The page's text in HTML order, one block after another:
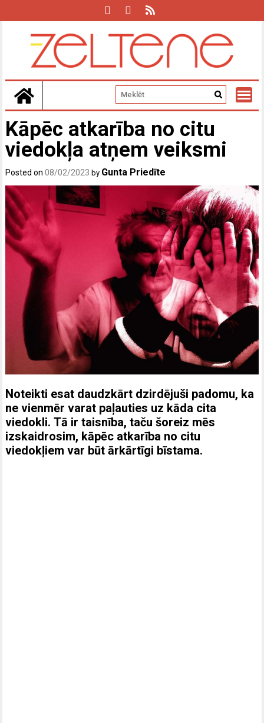
Kāpēc atkarība no citu
viedokļa atņem veiksmi
Posted on08/02/2023 by Gunta Priedīte
Noteikti esat daudzkārt dzirdējuši padomu, ka
ne vienmēr varat paļauties uz kāda cita
viedokli. Tā ir taisnība, taču šoreiz mēs
izskaidrosim, kāpēc atkarība no citu
viedokļiem var būt ārkārtīgi bīstama.